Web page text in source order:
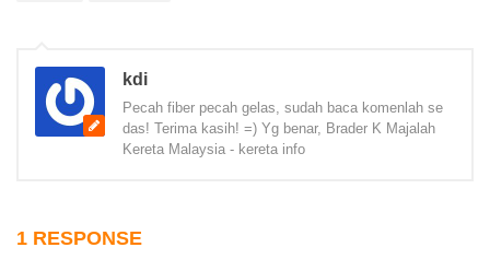
kdi
Pecah fiber pecah gelas, sudah baca komenlah se
das! Terima kasih! =) Yg benar, Brader K Majalah
Kereta Malaysia - kereta info
1 RESPONSE